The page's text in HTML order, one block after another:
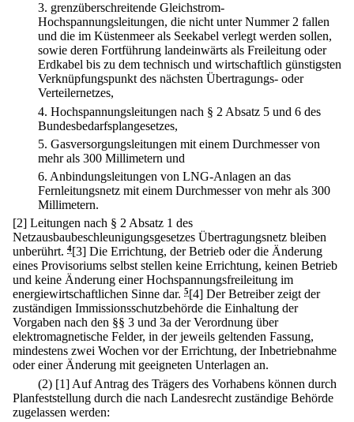
3. grenzüberschreitende Gleichstrom-
Hochspannungsleitungen, die nicht unter Nummer 2 fallen
und die im Küstenmeer als Seekabel verlegt werden sollen,
sowie deren Fortführung landeinwärts als Freileitung oder
Erdkabel bis zu dem technisch und wirtschaftlich günstigsten
Verknüpfungspunkt des nächsten Übertragungs- oder
Verteilernetzes,
4. Hochspannungsleitungen nach § 2 Absatz 5 und 6 des
Bundesbedarfsplangesetzes,
5. Gasversorgungsleitungen mit einem Durchmesser von
mehr als 300 Millimetern und
6. Anbindungsleitungen von LNG-Anlagen an das
Fernleitungsnetz mit einem Durchmesser von mehr als 300
Millimetern.
[2] Leitungen nach § 2 Absatz 1 des
Netzausbaubeschleunigungsgesetzes Übertragungsnetz bleiben
unberührt. 4[3] Die Errichtung, der Betrieb oder die Änderung
eines Provisoriums selbst stellen keine Errichtung, keinen Betrieb
und keine Änderung einer Hochspannungsfreileitung im
energiewirtschaftlichen Sinne dar. 5[4] Der Betreiber zeigt der
zuständigen Immissionsschutzbehörde die Einhaltung der
Vorgaben nach den §§ 3 und 3a der Verordnung über
elektromagnetische Felder, in der jeweils geltenden Fassung,
mindestens zwei Wochen vor der Errichtung, der Inbetriebnahme
oder einer Änderung mit geeigneten Unterlagen an.
(2) [1] Auf Antrag des Trägers des Vorhabens können durch
Planfeststellung durch die nach Landesrecht zuständige Behörde
zugelassen werden: